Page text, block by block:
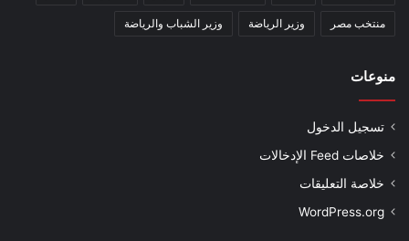
منتخب مصر وزير الرياضة وزير الشباب والرياضة
منوعات
تسجيل الدخول
خلاصات Feed الإدخالات
خلاصة التعليقات
WordPress.org